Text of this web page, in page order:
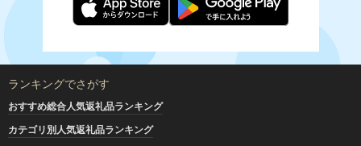
ランキングでさがす
おすすめ総合人気返礼品ランキング
カテゴリ別人気返礼品ランキング